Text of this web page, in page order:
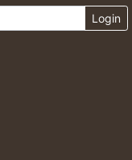
Login